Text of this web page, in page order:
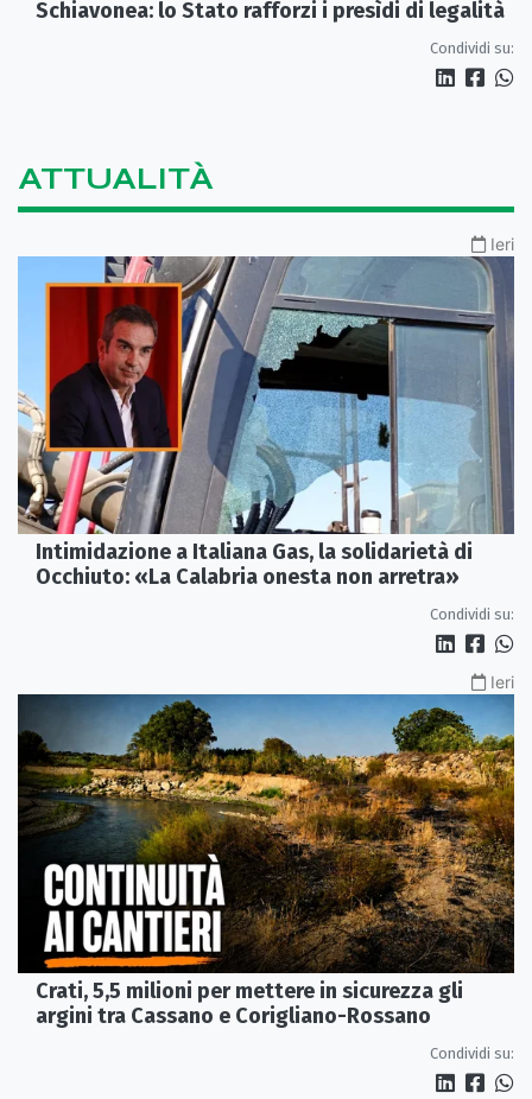
Schiavonea: lo Stato rafforzi i presìdi di legalità
Condividi su:
ATTUALITÀ
Ieri
Intimidazione a Italiana Gas, la solidarietà di
Occhiuto: «La Calabria onesta non arretra»
Condividi su:
Ieri
Crati, 5,5 milioni per mettere in sicurezza gli
argini tra Cassano e Corigliano-Rossano
Condividi su: